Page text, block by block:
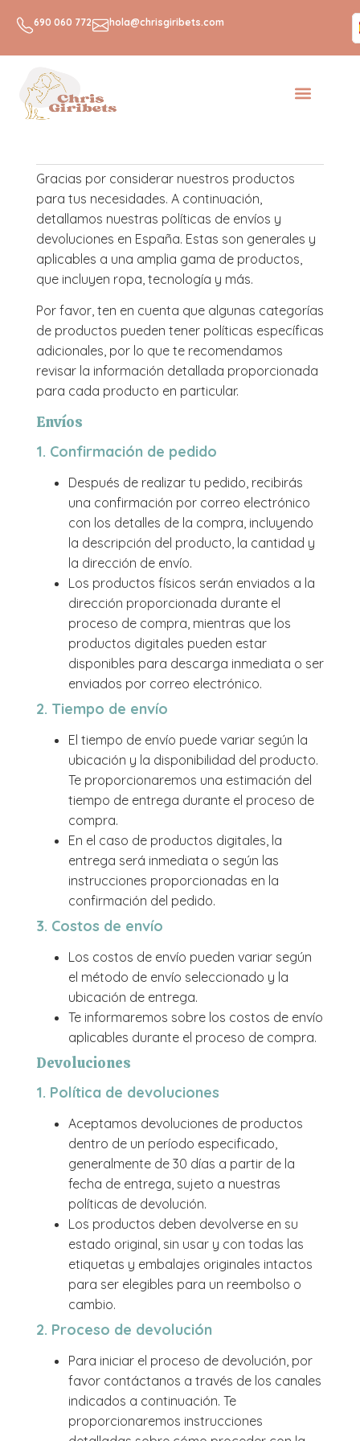
690 060 772 hola@chrisgiribets.com
Gracias por considerar nuestros productos
para tus necesidades. A continuación,
detallamos nuestras políticas de envíos y
devoluciones en España. Estas son generales y
aplicables a una amplia gama de productos,
que incluyen ropa, tecnología y más.
Por favor, ten en cuenta que algunas categorías
de productos pueden tener políticas específicas
adicionales, por lo que te recomendamos
revisar la información detallada proporcionada
para cada producto en particular.
Envíos
1. Confirmación de pedido
Después de realizar tu pedido, recibirás
una confirmación por correo electrónico
con los detalles de la compra, incluyendo
la descripción del producto, la cantidad y
la dirección de envío.
Los productos físicos serán enviados a la
dirección proporcionada durante el
proceso de compra, mientras que los
productos digitales pueden estar
disponibles para descarga inmediata o ser
enviados por correo electrónico.
2. Tiempo de envío
El tiempo de envío puede variar según la
ubicación y la disponibilidad del producto.
Te proporcionaremos una estimación del
tiempo de entrega durante el proceso de
compra.
En el caso de productos digitales, la
entrega será inmediata o según las
instrucciones proporcionadas en la
confirmación del pedido.
3. Costos de envío
Los costos de envío pueden variar según
el método de envío seleccionado y la
ubicación de entrega.
Te informaremos sobre los costos de envío
aplicables durante el proceso de compra.
Devoluciones
1. Política de devoluciones
Aceptamos devoluciones de productos
dentro de un período especificado,
generalmente de 30 días a partir de la
fecha de entrega, sujeto a nuestras
políticas de devolución.
Los productos deben devolverse en su
estado original, sin usar y con todas las
etiquetas y embalajes originales intactos
para ser elegibles para un reembolso o
cambio.
2. Proceso de devolución
Para iniciar el proceso de devolución, por
favor contáctanos a través de los canales
indicados a continuación. Te
proporcionaremos instrucciones